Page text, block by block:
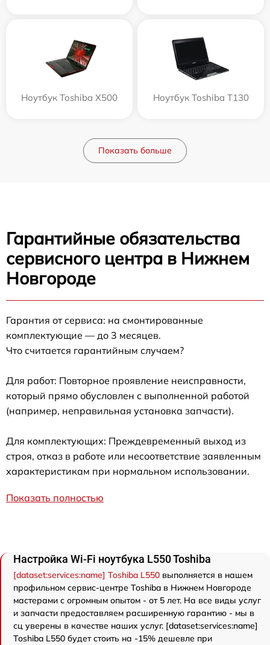
Ноутбук Toshiba X500 Ноутбук Toshiba T130
Показать больше
Гарантийные обязательства
сервисного центра в Нижнем
Новгороде
Гарантия от сервиса: на смонтированные
комплектующие — до 3 месяцев.
Что считается гарантийным случаем?
Для работ: Повторное проявление неисправности,
который прямо обусловлен с выполненной работой
(например, неправильная установка запчасти).
Для комплектующих: Преждевременный выход из
строя, отказ в работе или несоответствие заявленным
характеристикам при нормальном использовании.
Показать полностью
Настройка Wi-Fi ноутбука L550 Toshiba
[dataset:services:name] Toshiba L550 выполняется в нашем
профильном сервис-центре Toshiba в Нижнем Новгороде
мастерами с огромным опытом - от 5 лет. На все виды услуг
и запчасти предоставляем расширенную гарантию - мы в
сц уверены в качестве наших услуг. [dataset:services:name]
Toshiba L550 будет стоить на -15% дешевле при